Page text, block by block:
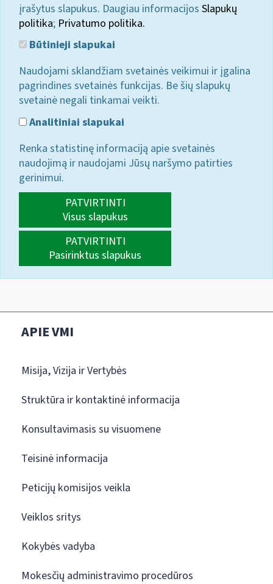
įrašytus slapukus. Daugiau informacijos Slapukų
politika; Privatumo politika.
Būtinieji slapukai
Naudojami sklandžiam svetainės veikimui ir įgalina
pagrindines svetainės funkcijas. Be šių slapukų
svetainė negali tinkamai veikti.
Analitiniai slapukai
Renka statistinę informaciją apie svetainės
naudojimą ir naudojami Jūsų naršymo patirties
gerinimui.
PATVIRTINTI
Visus slapukus
PATVIRTINTI
Pasirinktus slapukus
APIE VMI
Misija, Vizija ir Vertybės
Struktūra ir kontaktinė informacija
Konsultavimasis su visuomene
Teisinė informacija
Peticijų komisijos veikla
Veiklos sritys
Kokybės vadyba
Mokesčių administravimo procedūros